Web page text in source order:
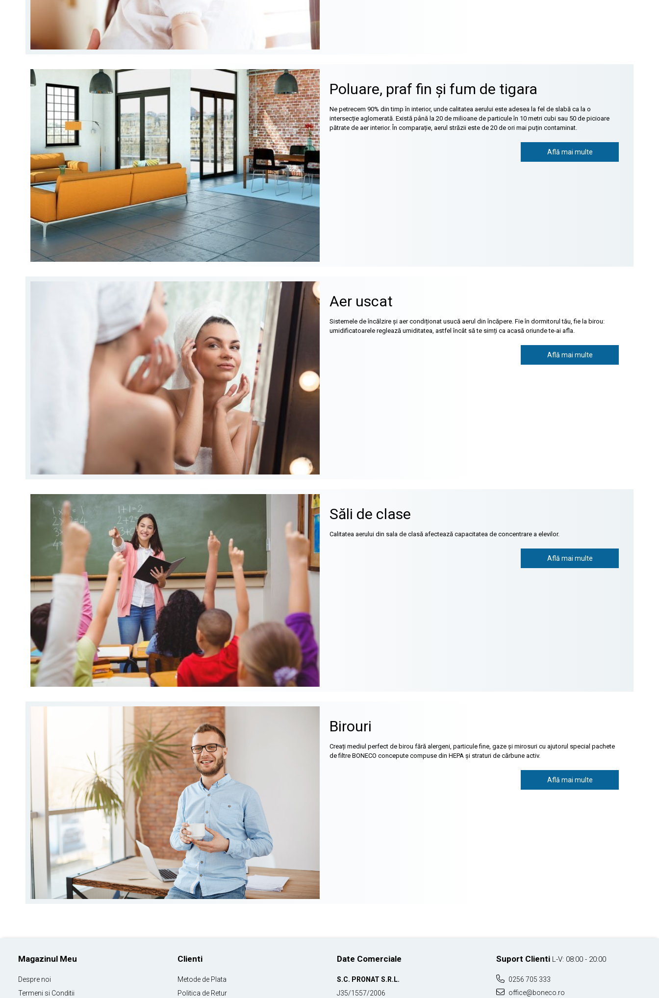
Poluare, praf fin și fum de tigara
Ne petrecem 90% din timp în interior, unde calitatea aerului este adesea la fel de slabă ca la o
intersecție aglomerată. Există până la 20 de milioane de particule în 10 metri cubi sau 50 de picioare
pătrate de aer interior. În comparație, aerul străzii este de 20 de ori mai puțin contaminat.
Află mai multe
Aer uscat
Sistemele de încălzire și aer condiționat usucă aerul din încăpere. Fie în dormitorul tău, fie la birou:
umidificatoarele reglează umiditatea, astfel încât să te simți ca acasă oriunde te-ai afla.
Află mai multe
Săli de clase
Calitatea aerului din sala de clasă afectează capacitatea de concentrare a elevilor.
Află mai multe
Birouri
Creați mediul perfect de birou fără alergeni, particule fine, gaze și mirosuri cu ajutorul special pachete
de filtre BONECO concepute compuse din HEPA și straturi de cărbune activ.
Află mai multe
Magazinul Meu
Despre noi
Termeni si Conditii
Clienti
Metode de Plata
Politica de Retur
Date Comerciale
S.C. PRONAT S.R.L.
J35/1557/2006
Suport Clienti L-V: 08:00 - 20:00
0256 705 333
office@boneco.ro